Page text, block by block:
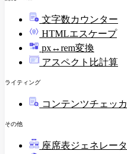
文字数カウンター
HTMLエスケープ
px↔rem変換
アスペクト比計算
ライティング
コンテンツチェッ
その他
教壇
座席表ジェネレー